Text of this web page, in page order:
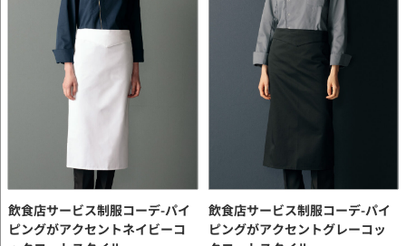
飲食店サービス制服コーデ-パイ
ピングがアクセントネイビーコ
飲食店サービス制服コーデ-パイ
ピングがアクセントグレーコッ